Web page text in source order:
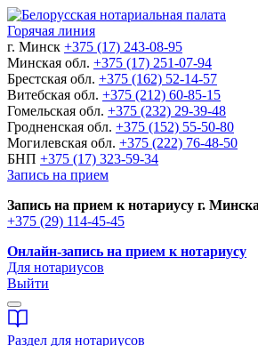
Горячая линия
г. Минск +375 (17) 243-08-95
Минская обл. +375 (17) 251-07-94
Брестская обл. +375 (162) 52-14-57
Витебская обл. +375 (212) 60-85-15
Гомельская обл. +375 (232) 29-39-48
Гродненская обл. +375 (152) 55-50-80
Могилевская обл. +375 (222) 76-48-50
БНП +375 (17) 323-59-34
Запись на прием
Запись на прием к нотариусу г. Минска
+375 (29) 114-45-45
Онлайн-запись на прием к нотариусу
Для нотариусов
Выйти
Раздел для нотариусов